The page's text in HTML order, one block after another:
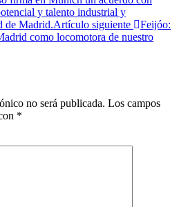
y talento industrial y
de Madrid.Artículo siguiente
Feijóo:
como locomotora de nuestro
no será publicada. Los campos
*